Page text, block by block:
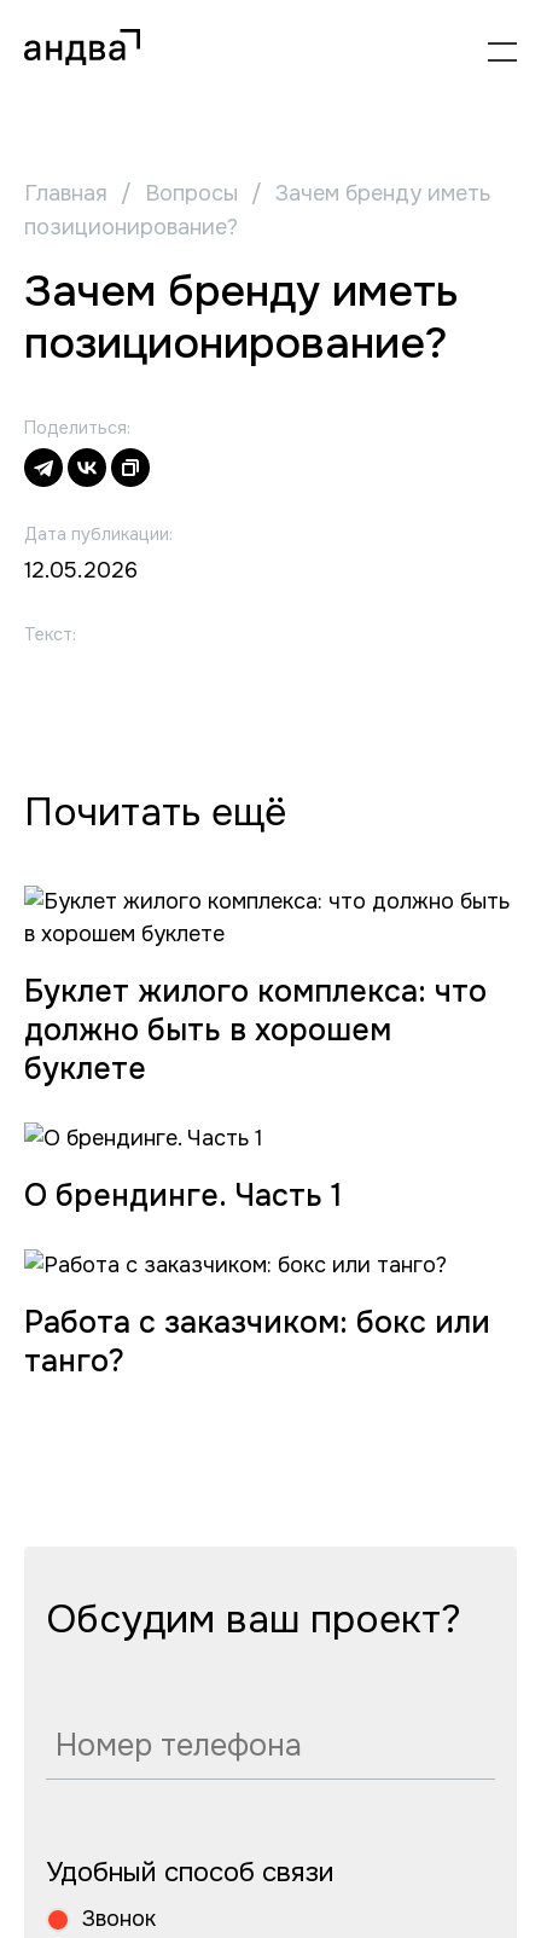
Главная / Вопросы / Зачем бренду иметь
позиционирование?
Зачем бренду иметь
позиционирование?
Поделиться:
Дата публикации:
12.05.2026
Текст:
Почитать ещё
Буклет жилого комплекса: что
должно быть в хорошем
буклете
О брендинге. Часть 1
Работа с заказчиком: бокс или
танго?
Обсудим ваш проект?
Удобный способ связи
Звонок